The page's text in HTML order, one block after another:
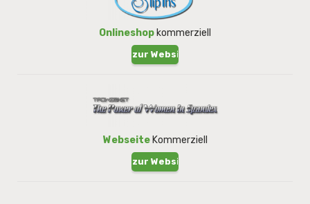
Onlineshop kommerziell
zur Website !
WebseiteKommerziell
zur Website !